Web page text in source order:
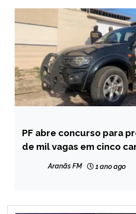
BRASIL
NOTÍCIAS
PF abre concurso para
de mil vagas em cinco
Aranãs FM 1 ano ago